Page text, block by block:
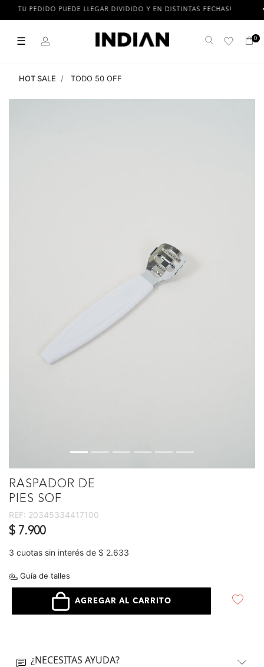
TU PEDIDO PUEDE LLEGAR DIVIDIDO Y EN DISTINTAS FECHAS!
☰ Buscar 0
HOT SALE TODO 50 OFF
RASPADOR DE
PIES SOF
REF: 20345334417100
$ 7.900
3 cuotas sin interés de $ 2.633
Guía de talles
AGREGAR AL CARRITO
¿NECESITAS AYUDA?